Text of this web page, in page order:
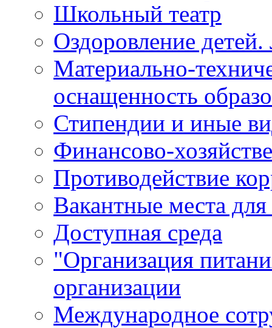
Школьный театр
Оздоровление детей.
Материально-
оснащенность
Стипендии и иные
Финансово-
Противодействие
Вакантные места
Доступная среда
"Организация
организации
Международное